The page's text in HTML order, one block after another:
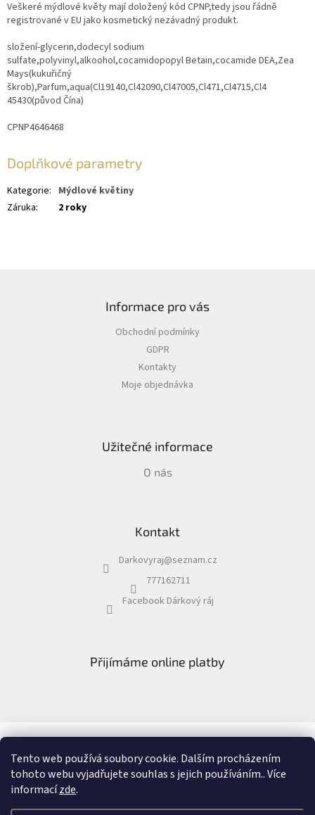
Tento web používá soubory cookie. Dalším procházením
tohoto webu vyjadřujete souhlas s jejich používáním.. Více
informacízde.
Veškeré mýdlové květy mají doložený kód CPNP,tedy jsou řádně
registrované v EU jako kosmetický nezávadný produkt.
složení-glycerin,dodecyl sodium
sulfate,polyvinyl,alkoohol,cocamidopopyl Betain,cocamide DEA,Zea
Mays(kukuřičný
škrob),Parfum,aqua(Cl19140,Cl42090,Cl47005,Cl471,Cl4715,Cl4
45430(původ Čína)
CPNP4646468
Doplňkové parametry
Kategorie: Mýdlové květiny
Záruka: 2 roky
Informace pro vás
Obchodní podmínky
GDPR
Kontakty
Moje objednávka
Užitečné informace
O nás
Kontakt
Darkovyraj@seznam.cz
777162711
Facebook Dárkový ráj
Přijímáme online platby